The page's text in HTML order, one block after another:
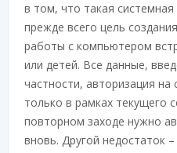
в том, что такая
прежде всего цель
работы с компьютером
или детей. Все данные,
частности, авторизация на
только в рамках текущего
повторном заходе нужно
вновь. Другой недостаток